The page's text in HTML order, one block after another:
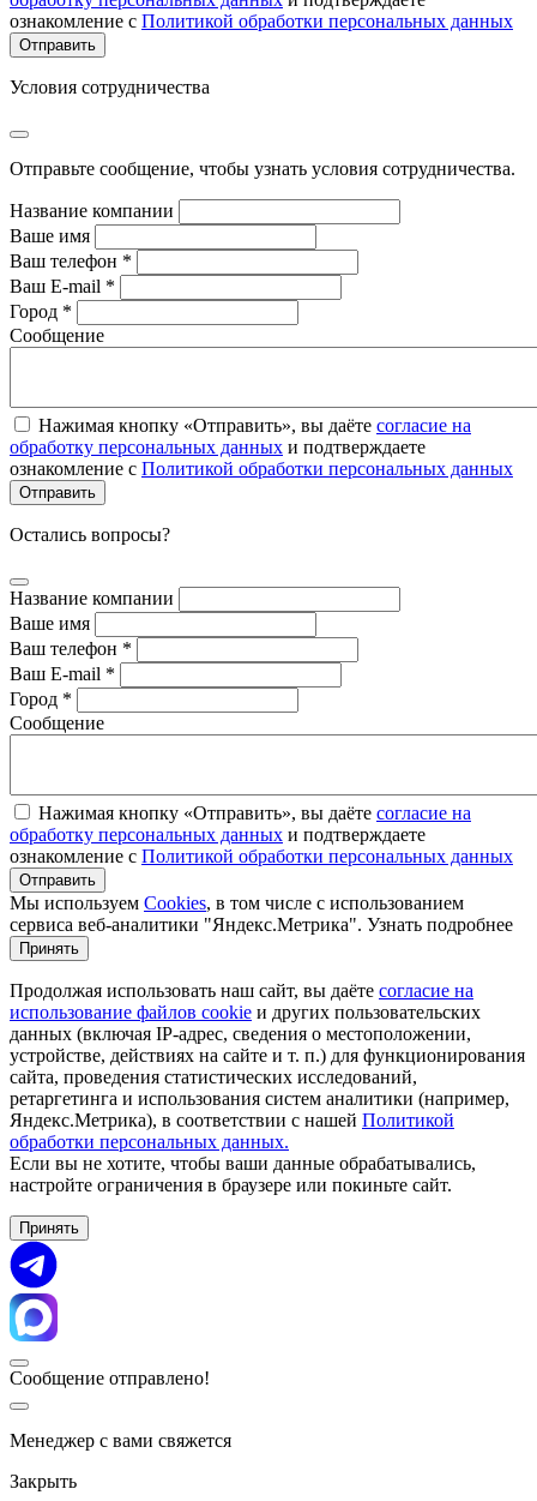
ознакомление с Политикой обработки персональных данных
Условия сотрудничества
Отправьте сообщение, чтобы узнать условия сотрудничества.
Название компании
Ваше имя
Ваш телефон *
Ваш E-mail *
Город *
Сообщение
Нажимая кнопку «Отправить», вы даёте согласие на
обработку персональных данных и подтверждаете
ознакомление с Политикой обработки персональных данных
Остались вопросы?
Название компании
Ваше имя
Ваш телефон *
Ваш E-mail *
Город *
Сообщение
Нажимая кнопку «Отправить», вы даёте согласие на
обработку персональных данных и подтверждаете
ознакомление с Политикой обработки персональных данных
Мы используем Cookies, в том числе с использованием
сервиса веб-аналитики "Яндекс.Метрика". Узнать подробнее
Принять
Продолжая использовать наш сайт, вы даёте согласие на
использование файлов cookie и других пользовательских
данных (включая IP-адрес, сведения о местоположении,
устройстве, действиях на сайте и т. п.) для функционирования
сайта, проведения статистических исследований,
ретаргетинга и использования систем аналитики (например,
Яндекс.Метрика), в соответствии с нашей Политикой
обработки персональных данных.
Если вы не хотите, чтобы ваши данные обрабатывались,
настройте ограничения в браузере или покиньте сайт.
Принять
Сообщение отправлено!
Менеджер с вами свяжется
Закрыть